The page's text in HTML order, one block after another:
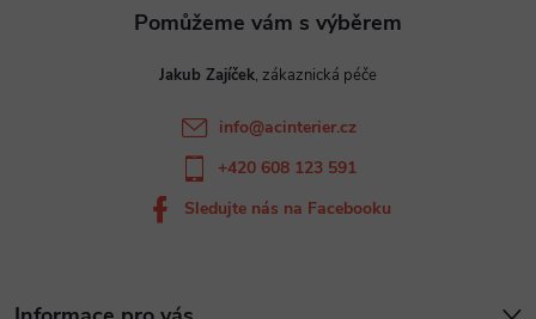
Jakub Zajíček
info@acinterier.cz
+420 608 123 591
Sledujte nás na Facebooku